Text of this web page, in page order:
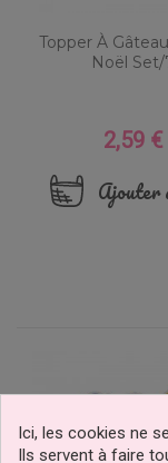
Topper À
Noël Set/
Prix
2,59 €
Ajouter
Ici, les cookies ne
Ils servent à faire